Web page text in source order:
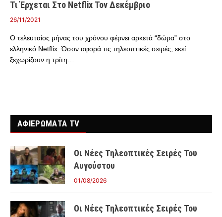
Τι Έρχεται Στο Netflix Τον Δεκέμβριο
26/11/2021
Ο τελευταίος μήνας του χρόνου φέρνει αρκετά “δώρα” στο
ελληνικό Netflix. Όσον αφορά τις τηλεοπτικές σειρές, εκεί
ξεχωρίζουν η τρίτη…
ΑΦΙΕΡΩΜΑΤΑ TV
Οι Νέες Τηλεοπτικές Σειρές Του
Αυγούστου
01/08/2026
Οι Νέες Τηλεοπτικές Σειρές Του